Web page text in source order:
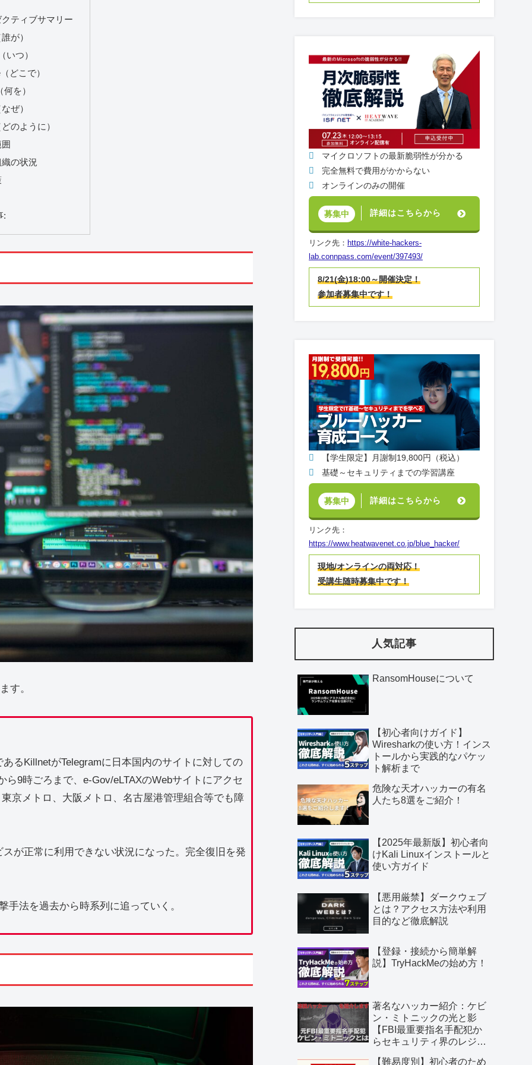
ティブサマリー
が）
いつ）
どこで）
を）
ぜ）
のように）
の状況
:
す。
るKillnetがTelegramに日本国内のサイトに対しての
9時ごろまで、e-Gov/eLTAXのWebサイトにアクセ
京メトロ、大阪メトロ、名古屋港管理組合等でも障
が正常に利用できない状況になった。完全復旧を発
法を過去から時系列に追っていく。
マイクロソフトの最新脆弱性が分かる
完全無料で費用がかからない
オンラインのみの開催
募集中 詳細はこちらから
リンク先： https://white-hackers-
lab.connpass.com/event/397493/
8/21(金)18:00～開催決定！
参加者募集中です！
【学生限定】月謝制19,800円（税込）
基礎～セキュリティまでの学習講座
募集中 詳細はこちらから
リンク先：
https://www.heatwavenet.co.jp/blue_hacker/
現地/オンラインの両対応！
受講生随時募集中です！
人気記事
RansomHouseについて
【初心者向けガイド】
Wiresharkの使い方！インス
トールから実践的なパケッ
ト解析まで
危険な天才ハッカーの有名
人たち8選をご紹介！
【2025年最新版】初心者向
けKali Linuxインストールと
使い方ガイド
【悪用厳禁】ダークウェブ
とは？アクセス方法や利用
目的など徹底解説
【登録・接続から簡単解
説】TryHackMeの始め方！
著名なハッカー紹介：ケビ
ン・ミトニックの光と影
【FBI最重要指名手配犯か
らセキュリティ界のレジェ
【難易度別】初心者のため